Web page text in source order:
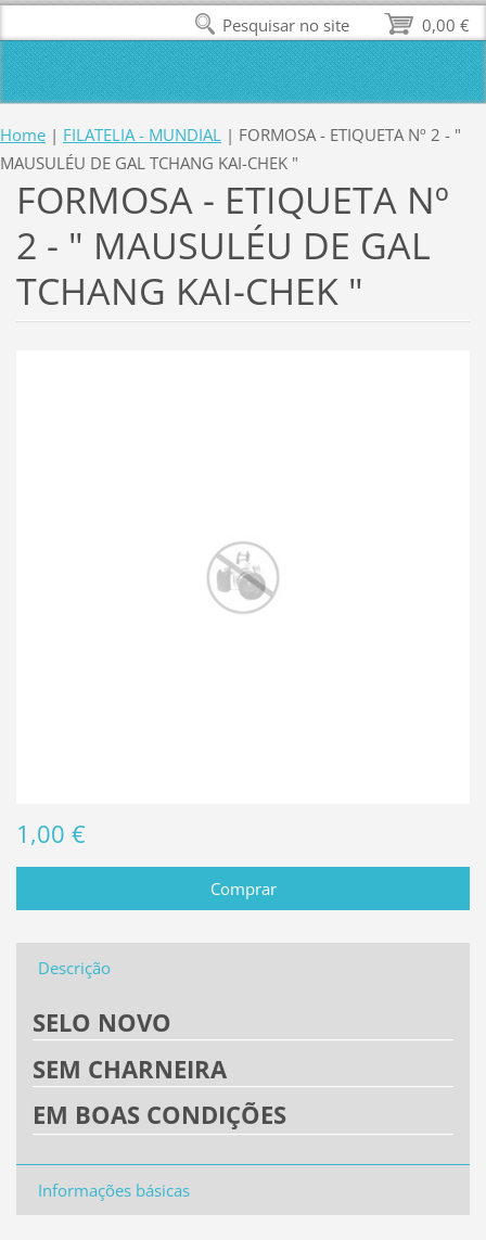
Home | FILATELIA - MUNDIAL | FORMOSA - ETIQUETA Nº 2 - "
MAUSULÉU DE GAL TCHANG KAI-CHEK "
FORMOSA - ETIQUETA Nº
2 - " MAUSULÉU DE GAL
TCHANG KAI-CHEK "
1,00 €
Descrição
SELO NOVO
SEM CHARNEIRA
EM BOAS CONDIÇÕES
Informações básicas
0,00 €
Pesquisar no site